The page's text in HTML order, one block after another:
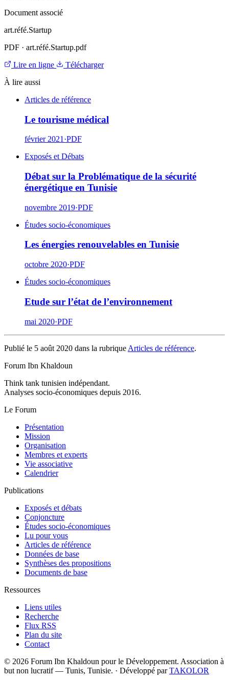
Document associé
art.réfé.Startup
PDF · art.réfé.Startup.pdf
Lire en ligne
Télécharger
À lire aussi
Articles de référence
Le tourisme médical
février 2021 ·PDF
Exposés et Débats
Débat sur la Problématique de la sécurité
énergétique en Tunisie
novembre 2019·PDF
Études socio-économiques
Les énergies renouvelables en Tunisie
octobre 2020·PDF
Études socio-économiques
Etude sur l’état de l’environnement
mai 2020·PDF
Publié le 5 août 2020 dans la rubrique Articles de référence.
Forum Ibn Khaldoun
Think tank tunisien indépendant.
Analyses socio-économiques depuis 2016.
Le Forum
Présentation
Mission
Organisation
Membres et experts
Vie associative
Calendrier
Publications
Exposés et débats
Conjoncture
Études socio-économiques
Lu pour vous
Articles de référence
Données de base
Synthèses des propositions
Documents de base
Ressources
Liens utiles
Recherche
Flux RSS
Plan du site
Contact
© 2026 Forum Ibn Khaldoun pour le Développement. Association à
but non lucratif — Tunis, Tunisie. · Développé parTAKOLOR